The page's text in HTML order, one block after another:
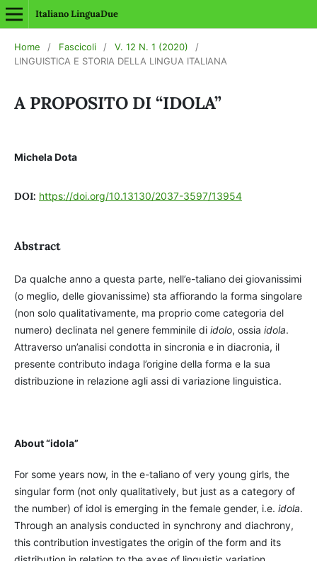
Italiano LinguaDue
Home / Fascicoli / V. 12 N. 1 (2020)
/
LINGUISTICA E STORIA DELLA LINGUA ITALIANA
A PROPOSITO DI “IDOLA”
Michela Dota
DOI: https://doi.org/10.13130/2037-3597/13954
Abstract
Da qualche anno a questa parte, nell’e-taliano dei giovanissimi
(o meglio, delle giovanissime) sta affiorando la forma singolare
(non solo qualitativamente, ma proprio come categoria del
numero) declinata nel genere femminile di idolo, ossia idola.
Attraverso un’analisi condotta in sincronia e in diacronia, il
presente contributo indaga l’origine della forma e la sua
distribuzione in relazione agli assi di variazione linguistica.
About “idola”
For some years now, in the e-taliano of very young girls, the
singular form (not only qualitatively, but just as a category of
the number) of idol is emerging in the female gender, i.e. idola.
Through an analysis conducted in synchrony and diachrony,
this contribution investigates the origin of the form and its